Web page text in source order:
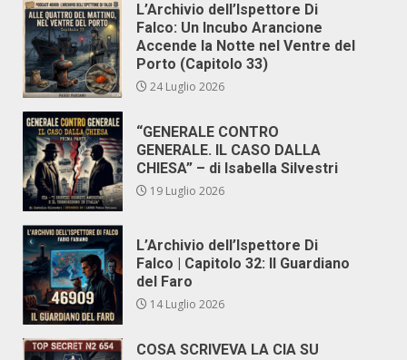
L’Archivio dell’Ispettore Di
Falco: Un Incubo Arancione
Accende la Notte nel Ventre del
Porto (Capitolo 33)
24 Luglio 2026
“GENERALE CONTRO
GENERALE. IL CASO DALLA
CHIESA” – di Isabella Silvestri
19 Luglio 2026
L’Archivio dell’Ispettore Di
Falco | Capitolo 32: Il Guardiano
del Faro
14 Luglio 2026
COSA SCRIVEVA LA CIA SU